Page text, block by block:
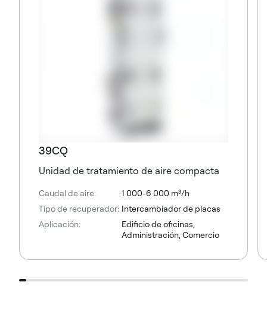
39CQ
Unidad de tratamiento de aire compacta
Caudal de aire:
1 000-6 000 m³/h
Tipo de recuperador: Intercambiador de placas
Aplicación:
Edificio de oficinas,
Administración, Comercio